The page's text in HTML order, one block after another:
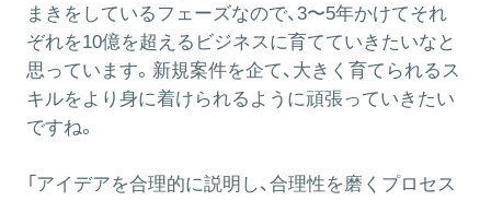
まきをしているフェーズなので、3〜5年かけてそれ
ぞれを10億を超えるビジネスに育てていきたいなと
思っています。新規案件を企て、大きく育てられるス
キルをより身に着けられるように頑張っていきたい
ですね。
「アイデアを合理的に説明し、合理性を磨くプロセス